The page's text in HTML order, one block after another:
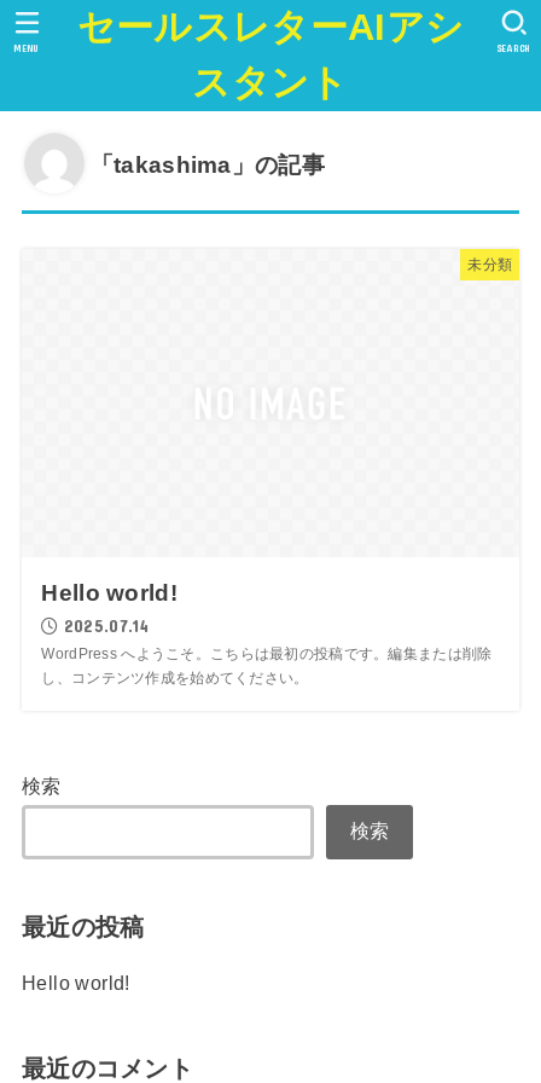
セールスレターAIアシ
スタント
SEARCH
MENU
「takashima」の記事
未分類
Hello world!
2025.07.14
WordPress へようこそ。こちらは最初の投稿です。編集または削除
し、コンテンツ作成を始めてください。
検索
検索
最近の投稿
Hello world!
最近のコメント